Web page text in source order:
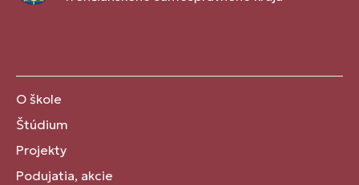
O škole
Štúdium
Projekty
Podujatia, akcie